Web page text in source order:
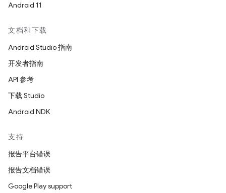
Android 11
文档和下载
Android Studio 指南
开发者指南
API 参考
下载 Studio
Android NDK
支持
报告平台错误
报告文档错误
Google Play support